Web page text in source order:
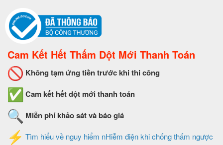
Cam Kết Hết Thấm Dột Mới Thanh Toán
Không tạm ứng tiền trước khi thi công
Cam kết hết dột mới thanh toán
Miễn phí khảo sát và báo giá
Tìm hiểu về nguy hiểm nHiễm điện khi chống thấm ngược